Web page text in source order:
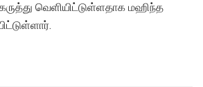
வெளியிட்டுள்ளதாக மஹிந்த